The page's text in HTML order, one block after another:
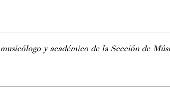
musicólogo y académico de la Sección de